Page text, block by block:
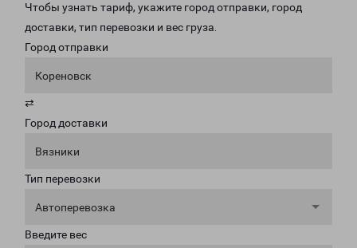
Чтобы узнать тариф, укажите город отправки, город
доставки, тип перевозки и вес груза.
Город отправки
Кореновск
⇄
Город доставки
Вязники
Тип перевозки
Автоперевозка
Введите вес